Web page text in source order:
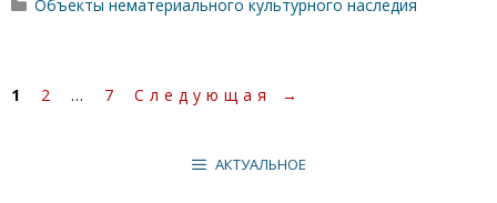
Объекты нематериального культурного наследия
Страница
1 Страница
2 … Страница
7 Следующая →
АКТУАЛЬНОЕ